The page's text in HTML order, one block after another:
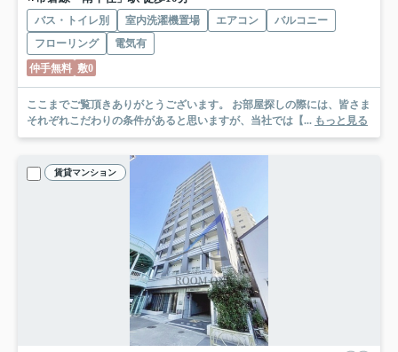
バス・トイレ別 室内洗濯機置場 エアコン
バルコニー
フローリング
電気有
仲手無料 敷0
ここまでご覧頂きありがとうございます。 お部屋探しの際には、皆さま
それぞれこだわりの条件があると思いますが、当社では【... もっと見る
賃貸マンション